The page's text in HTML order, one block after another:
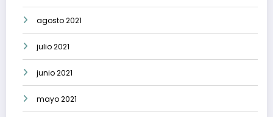
agosto 2021
julio 2021
junio 2021
mayo 2021